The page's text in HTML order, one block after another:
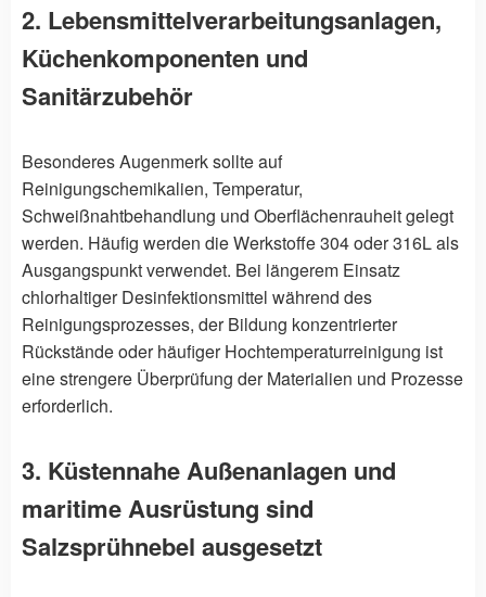
2. Lebensmittelverarbeitungsanlagen,
Küchenkomponenten und
Sanitärzubehör
Besonderes Augenmerk sollte auf
Reinigungschemikalien, Temperatur,
Schweißnahtbehandlung und Oberflächenrauheit gelegt
werden. Häufig werden die Werkstoffe 304 oder 316L als
Ausgangspunkt verwendet. Bei längerem Einsatz
chlorhaltiger Desinfektionsmittel während des
Reinigungsprozesses, der Bildung konzentrierter
Rückstände oder häufiger Hochtemperaturreinigung ist
eine strengere Überprüfung der Materialien und Prozesse
erforderlich.
3. Küstennahe Außenanlagen und
maritime Ausrüstung sind
Salzsprühnebel ausgesetzt